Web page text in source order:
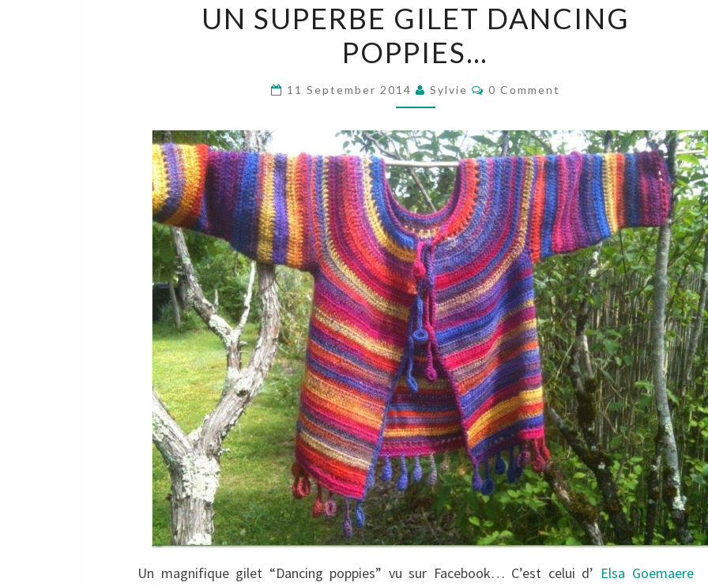
SUPERBE
GILET
DANCING
POPPIES…
UN SUPERBE GILET DANCING
POPPIES…
11 September 2014 Sylvie Comments
0 Comment
Un magnifique gilet “Dancing poppies” vu sur Facebook… C’est celui d’ Elsa Goemaere